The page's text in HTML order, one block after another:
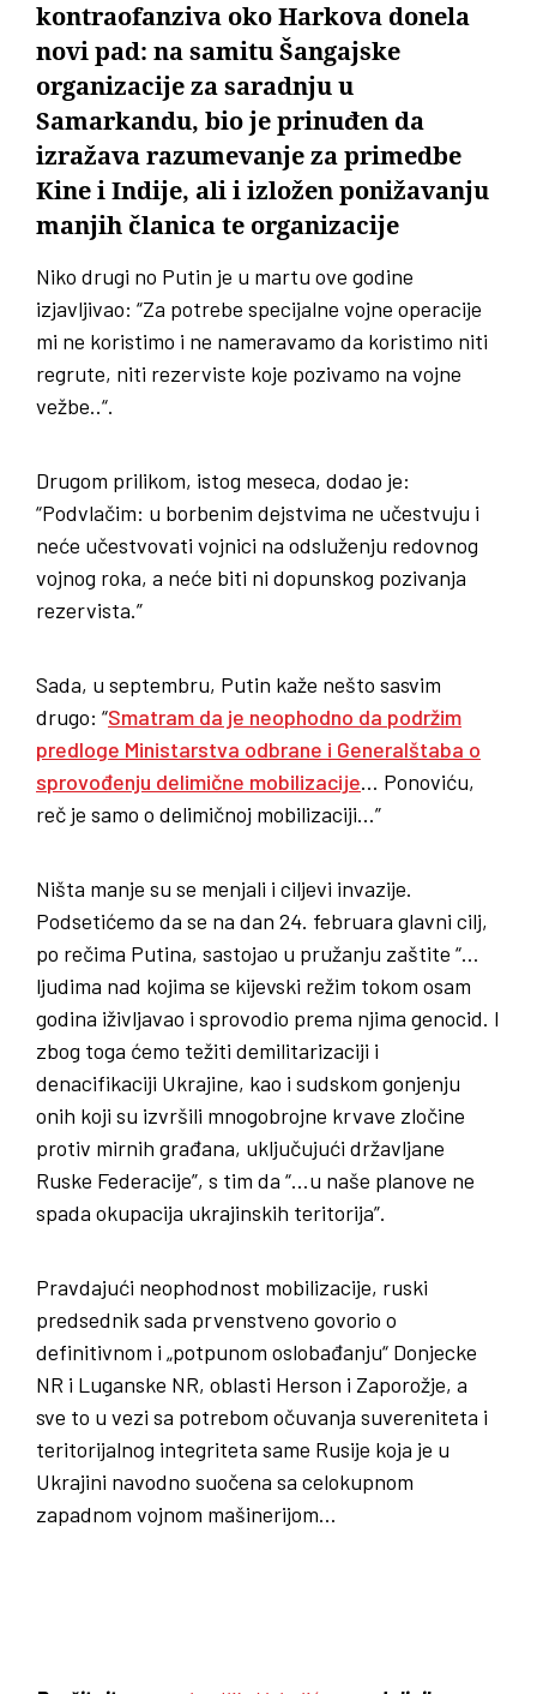
kontraofanziva oko Harkova donela
novi pad: na samitu Šangajske
organizacije za saradnju u
Samarkandu, bio je prinuđen da
izražava razumevanje za primedbe
Kine i Indije, ali i izložen ponižavanju
manjih članica te organizacije
Niko drugi no Putin je u martu ove godine
izjavljivao: “Za potrebe specijalne vojne operacije
mi ne koristimo i ne nameravamo da koristimo niti
regrute, niti rezerviste koje pozivamo na vojne
vežbe..“.
Drugom prilikom, istog meseca, dodao je:
“Podvlačim: u borbenim dejstvima ne učestvuju i
neće učestvovati vojnici na odsluženju redovnog
vojnog roka, a neće biti ni dopunskog pozivanja
rezervista.”
Sada, u septembru, Putin kaže nešto sasvim
drugo: “Smatram da je neophodno da podržim
predloge Ministarstva odbrane i Generalštaba o
sprovođenju delimične mobilizacije… Ponoviću,
reč je samo o delimičnoj mobilizaciji…”
Ništa manje su se menjali i ciljevi invazije.
Podsetićemo da se na dan 24. februara glavni cilj,
po rečima Putina, sastojao u pružanju zaštite “…
ljudima nad kojima se kijevski režim tokom osam
godina iživljavao i sprovodio prema njima genocid. I
zbog toga ćemo težiti demilitarizaciji i
denacifikaciji Ukrajine, kao i sudskom gonjenju
onih koji su izvršili mnogobrojne krvave zločine
protiv mirnih građana, uključujući državljane
Ruske Federacije”, s tim da “…u naše planove ne
spada okupacija ukrajinskih teritorija”.
Pravdajući neophodnost mobilizacije, ruski
predsednik sada prvenstveno govorio o
definitivnom i „potpunom oslobađanju“ Donjecke
NR i Luganske NR, oblasti Herson i Zaporožje, a
sve to u vezi sa potrebom očuvanja suvereniteta i
teritorijalnog integriteta same Rusije koja je u
Ukrajini navodno suočena sa celokupnom
zapadnom vojnom mašinerijom…